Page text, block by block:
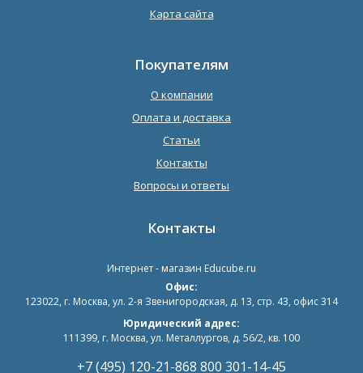
Карта сайта
Покупателям
О компании
Оплата и доставка
Статьи
Контакты
Вопросы и ответы
Контакты
Интернет - магазин Educube.ru
Офис:
123022, г. Москва, ул. 2-я Звенигородская, д. 13, стр. 43, офис 314
Юридический адрес:
111399, г. Москва, ул. Металлургов, д. 56/2, кв. 100
+7 (495) 120-21-868 800 301-14-45